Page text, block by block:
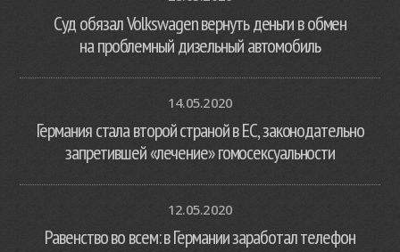
Суд обязал Volkswagen вернуть деньги в обмен
на проблемный дизельный автомобиль
14.05.2020
Германия стала второй страной в ЕС, законодательно
запретившей «лечение» гомосексуальности
12.05.2020
Равенство во всем: в Германии заработал телефон